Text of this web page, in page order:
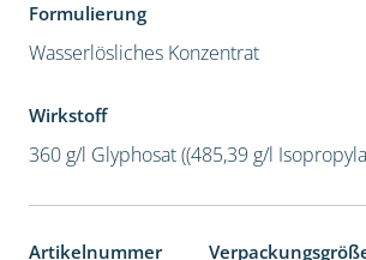
Formulierung
Wasserlösliches Konzentrat
Wirkstoff
360 g/l Glyphosat ((485,39 g/l
Artikelnummer